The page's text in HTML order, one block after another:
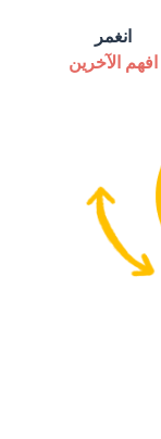
انغمر
افهم الآخرين